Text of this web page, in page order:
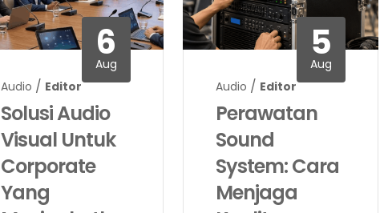
6
Aug
Audio / Editor
Solusi Audio
Visual Untuk
Corporate
Yang
5
Aug
Audio / Editor
Perawatan
Sound
System: Cara
Menjaga